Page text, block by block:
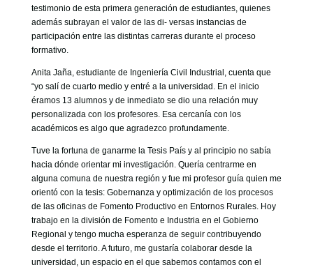
testimonio de esta primera generación de estudiantes, quienes
además subrayan el valor de las di- versas instancias de
participación entre las distintas carreras durante el proceso
formativo.
Anita Jaña, estudiante de Ingeniería Civil Industrial, cuenta que
“yo salí de cuarto medio y entré a la universidad. En el inicio
éramos 13 alumnos y de inmediato se dio una relación muy
personalizada con los profesores. Esa cercanía con los
académicos es algo que agradezco profundamente.
Tuve la fortuna de ganarme la Tesis País y al principio no sabía
hacia dónde orientar mi investigación. Quería centrarme en
alguna comuna de nuestra región y fue mi profesor guía quien me
orientó con la tesis: Gobernanza y optimización de los procesos
de las oficinas de Fomento Productivo en Entornos Rurales. Hoy
trabajo en la división de Fomento e Industria en el Gobierno
Regional y tengo mucha esperanza de seguir contribuyendo
desde el territorio. A futuro, me gustaría colaborar desde la
universidad, un espacio en el que sabemos contamos con el